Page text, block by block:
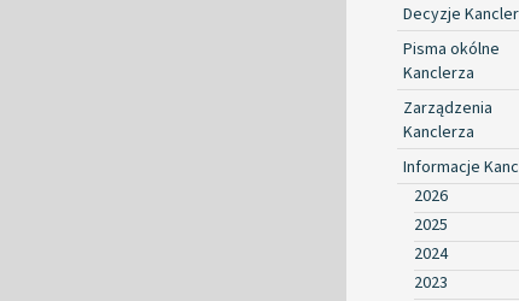
Decyzje
Pisma okólne
Kanclerza
Zarządzenia
Kanclerza
Informacje
2026
2025
2024
2023